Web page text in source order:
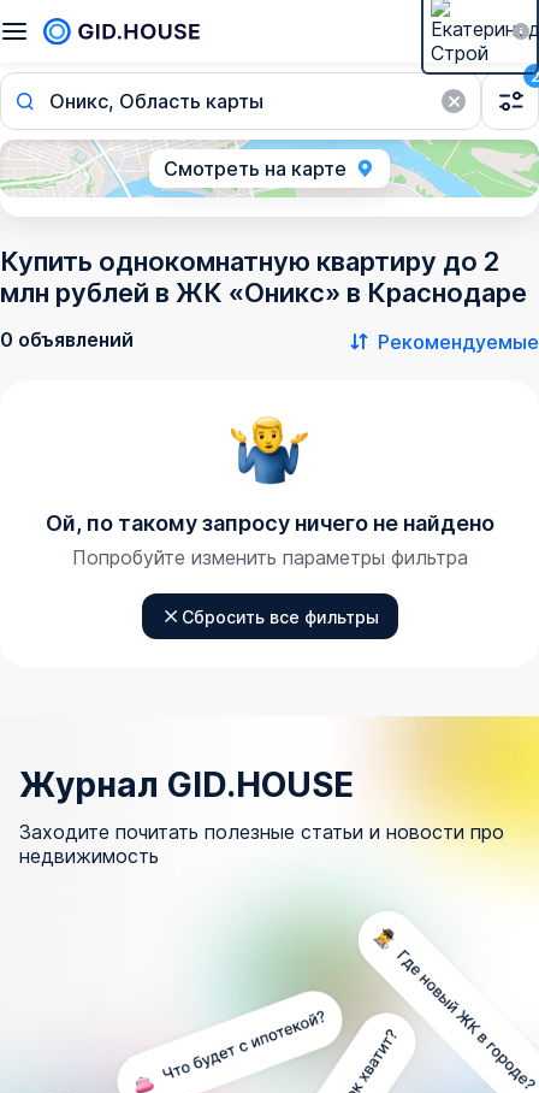
Оникс, Область карты
2
Смотреть на карте
Купить однокомнатную квартиру до 2
млн рублей в ЖК «Оникс» в Краснодаре
0 объявлений Рекомендуемые
Ой, по такому запросу ничего не найдено
Попробуйте изменить параметры фильтра
Сбросить все фильтры
Журнал GID.HOUSE
Заходите почитать полезные статьи и новости про
недвижимость